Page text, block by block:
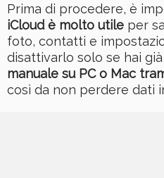
Prima di procedere, è
iCloud è molto utile per
foto, contatti e
disattivarlo solo se hai
manuale su PC o Mac
così da non perdere dati